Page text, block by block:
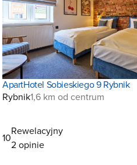
ApartHotel Sobieskiego 9 Rybnik
Rybnik1,6 km od centrum
10
Rewelacyjny
2 opinie